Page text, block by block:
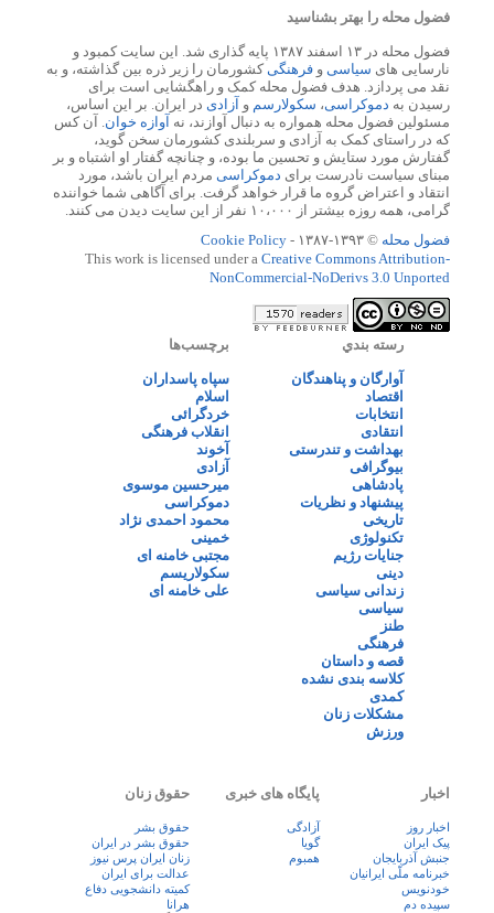
فضول محله را بهتر بشناسید
فضول محله در ۱۳ اسفند ۱۳۸۷ پایه گذاری شد. این سایت کمبود و
نارسایی های سیاسی و فرهنگیکشورمان را زیر ذره بین گذاشته، و به
نقد می پردازد. هدف فضول محله کمک و راهگشایی است برای
رسیدن به دموکراسی، سکولارسم و آزادی در ایران. بر این اساس،
مسئولین فضول محله همواره به دنبال آوازند، نه آوازه خوان. آن کس
که در راستای کمک به آزادی و سربلندی کشورمان سخن گوید،
گفتارش مورد ستایش و تحسین ما بوده، و چنانچه گفتار او اشتباه و بر
مبنای سیاست نادرست برای دموکراسی مردم ایران باشد، مورد
انتقاد و اعتراض گروه ما قرار خواهد گرفت. برای آگاهی شما خواننده
گرامی، همه روزه بیشتر از ۱۰،۰۰۰ نفر از این سایت دیدن می کنند.
فضول محله © ۱۳۹۳-۱۳۸۷ -
Cookie Policy
This work is licensed under a Creative Commons Attribution-
NonCommercial-NoDerivs 3.0 Unported
رسته بندي
آوارگان و پناهندگان
اقتصاد
انتخابات
انتقادی
بهداشت و تندرستی
بیوگرافی
پادشاهی
پیشنهاد و نظریات
تاریخی
تکنولوژی
جنایات رژیم
دینی
زندانی سیاسی
سیاسی
طنز
فرهنگی
قصه و داستان
کلاسه بندی نشده
کمدی
مشکلات زنان
ورزش
برچسب‌ها
سپاه پاسداران
اسلام
خردگرائی
انقلاب فرهنگی
آخوند
آزادی
میرحسین موسوی
دموکراسی
محمود احمدی نژاد
خمینی
مجتبی خامنه ای
سکولاریسم
علی خامنه ای
اخبار
اخبار روز
پيک ايران
جنبش آذربایجان
خبرنامه ملّی ایرانیان
خودنویس
سپیده دم
پایگاه های خبری
آزادگی
گویا
همبوم
حقوق زنان
حقوق بشر
حقوق بشر در ایران
زنان ايران پرس نيوز
عدالت برای ایران
کمیته دانشجویی دفاع
هرانا